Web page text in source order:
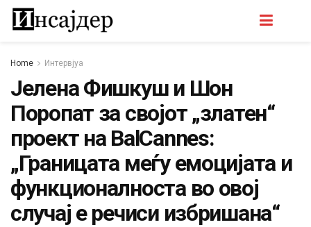
Home Интервјуа
Јелена Фишкуш и Шон
Поропат за својот „златен“
проект на BalCannes:
„Границата меѓу емоцијата и
функционалноста во овој
случај е речиси избришана“